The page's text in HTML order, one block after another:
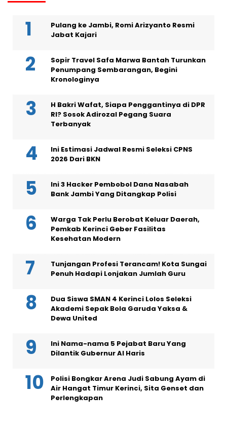
Pulang ke Jambi, Romi Arizyanto Resmi
Jabat Kajari
Sopir Travel Safa Marwa Bantah Turunkan
Penumpang Sembarangan, Begini
Kronologinya
H Bakri Wafat, Siapa Penggantinya di DPR
RI? Sosok Adirozal Pegang Suara
Terbanyak
Ini Estimasi Jadwal Resmi Seleksi CPNS
2026 Dari BKN
Ini 3 Hacker Pembobol Dana Nasabah
Bank Jambi Yang Ditangkap Polisi
Warga Tak Perlu Berobat Keluar Daerah,
Pemkab Kerinci Geber Fasilitas
Kesehatan Modern
Tunjangan Profesi Terancam! Kota Sungai
Penuh Hadapi Lonjakan Jumlah Guru
Dua Siswa SMAN 4 Kerinci Lolos Seleksi
Akademi Sepak Bola Garuda Yaksa &
Dewa United
Ini Nama-nama 5 Pejabat Baru Yang
Dilantik Gubernur Al Haris
Polisi Bongkar Arena Judi Sabung Ayam di
Air Hangat Timur Kerinci, Sita Genset dan
Perlengkapan